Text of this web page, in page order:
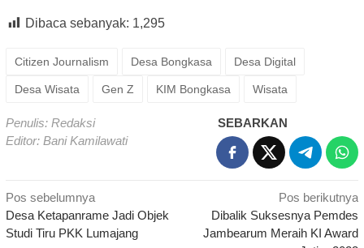
Dibaca sebanyak: 1,295
Citizen Journalism Desa Bongkasa Desa Digital
Desa Wisata Gen Z KIM Bongkasa Wisata
Penulis: Redaksi
Editor: Bani Kamilawati
SEBARKAN
Navigasi
pos
Pos sebelumnya
Desa Ketapanrame Jadi Objek
Studi Tiru PKK Lumajang
Pos berikutnya
Dibalik Suksesnya Pemdes
Jambearum Meraih KI Award